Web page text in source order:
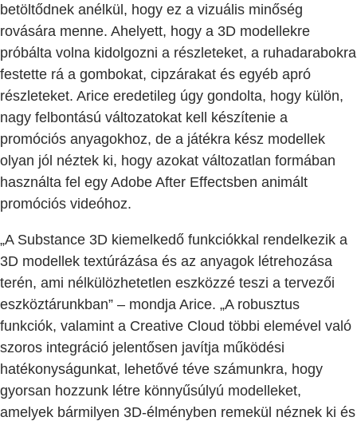
betöltődnek anélkül, hogy ez a vizuális minőség
rovására menne. Ahelyett, hogy a 3D modellekre
próbálta volna kidolgozni a részleteket, a ruhadarabokra
festette rá a gombokat, cipzárakat és egyéb apró
részleteket. Arice eredetileg úgy gondolta, hogy külön,
nagy felbontású változatokat kell készítenie a
promóciós anyagokhoz, de a játékra kész modellek
olyan jól néztek ki, hogy azokat változatlan formában
használta fel egy Adobe After Effectsben animált
promóciós videóhoz.
„A Substance 3D kiemelkedő funkciókkal rendelkezik a
3D modellek textúrázása és az anyagok létrehozása
terén, ami nélkülözhetetlen eszközzé teszi a tervezői
eszköztárunkban” – mondja Arice. „A robusztus
funkciók, valamint a Creative Cloud többi elemével való
szoros integráció jelentősen javítja működési
hatékonyságunkat, lehetővé téve számunkra, hogy
gyorsan hozzunk létre könnyűsúlyú modelleket,
amelyek bármilyen 3D-élményben remekül néznek ki és